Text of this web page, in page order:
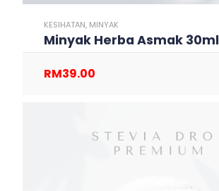
KESIHATAN, MINYAK
Minyak Herba Asmak 30ml
RM39.00